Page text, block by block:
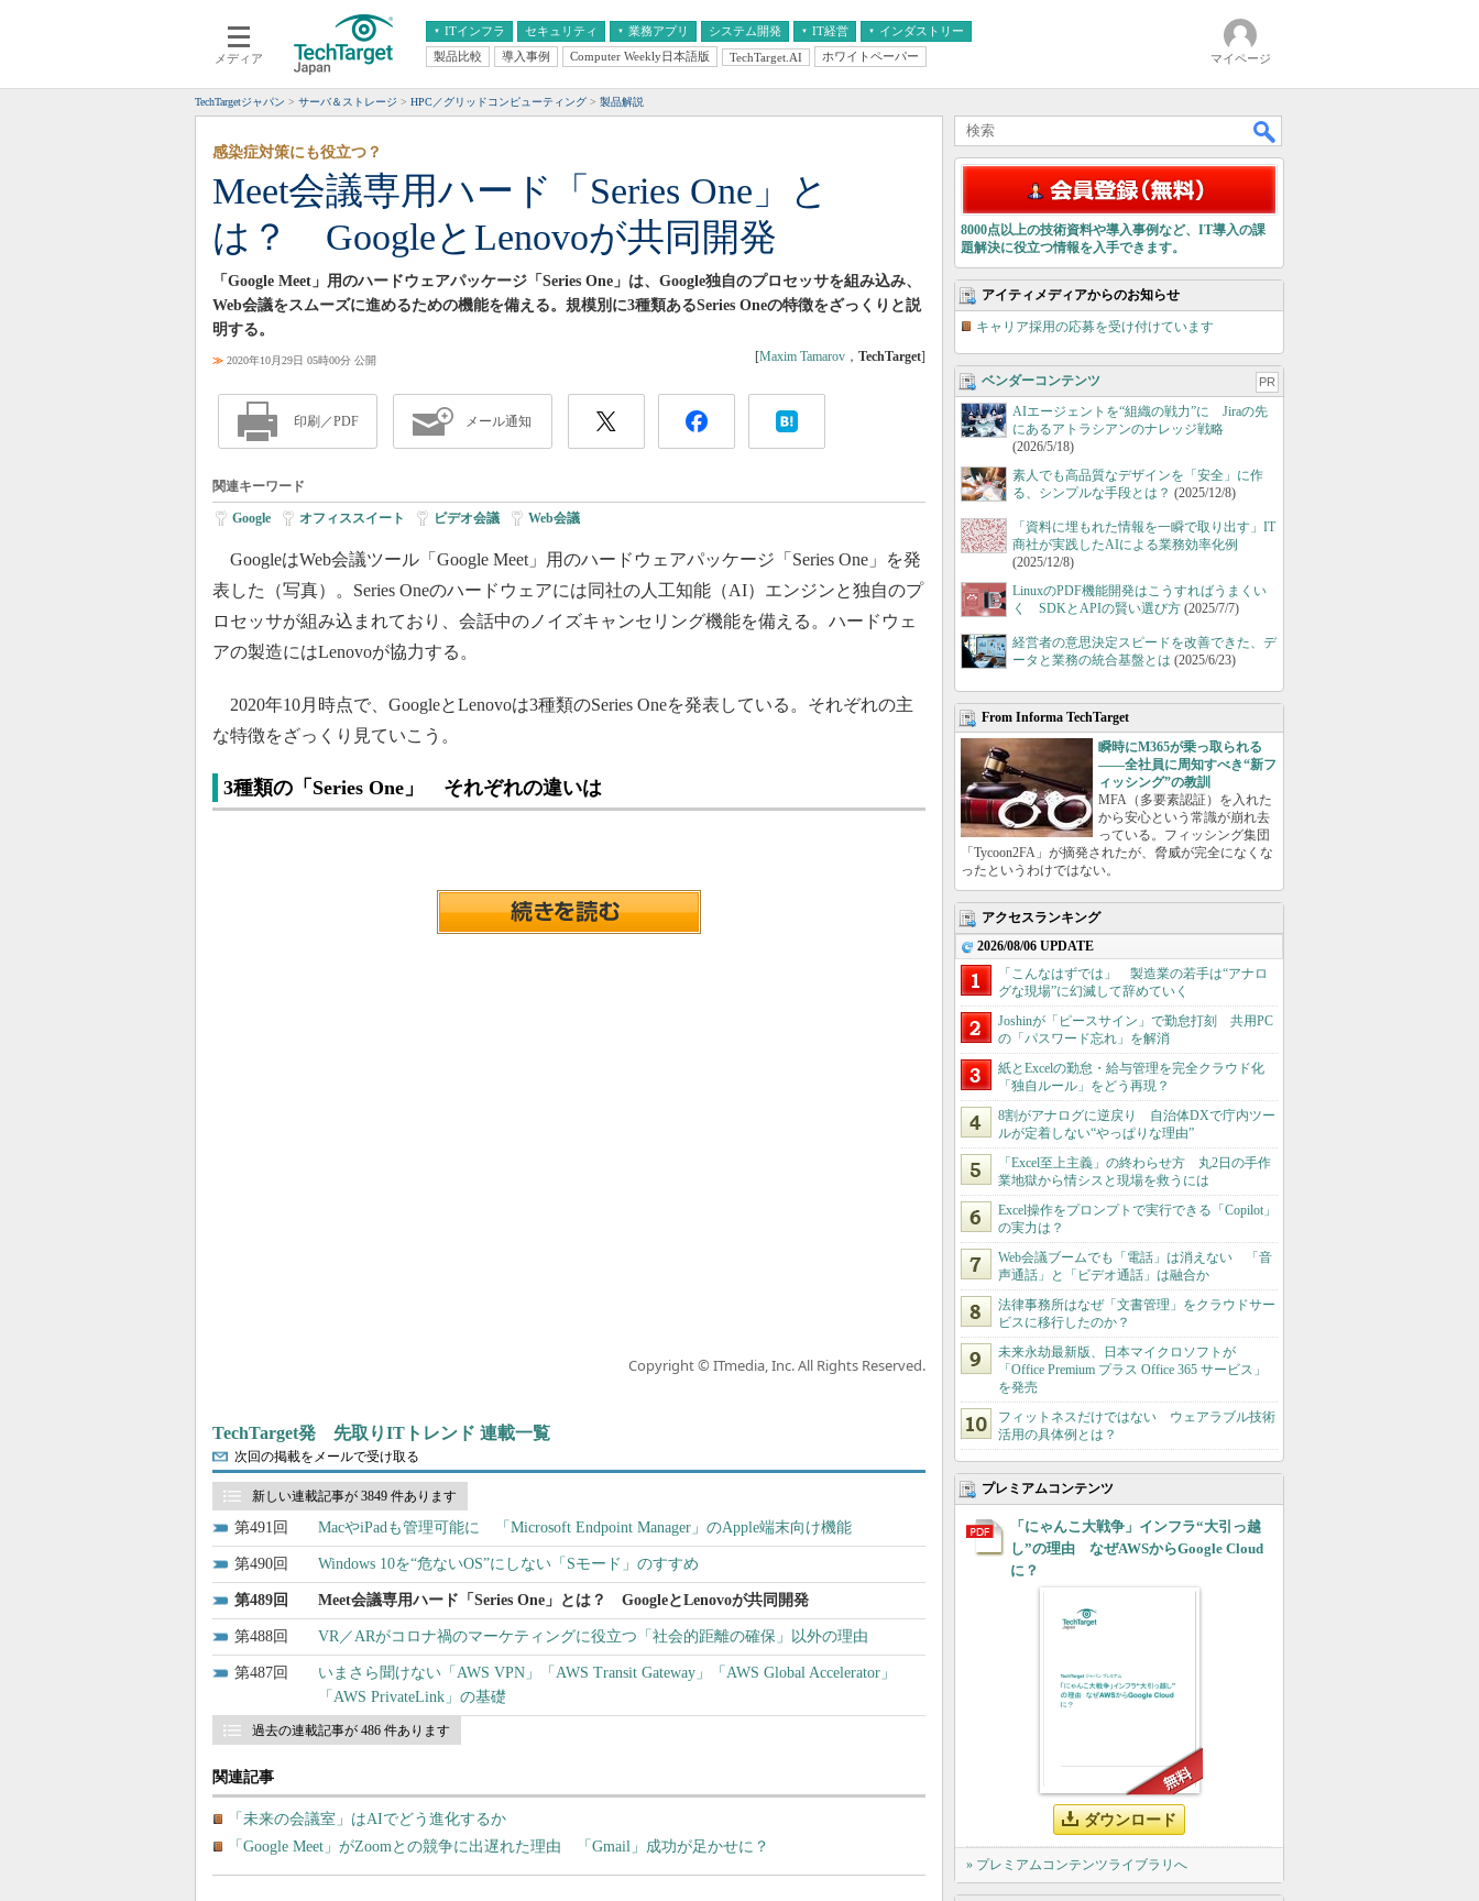
メディア
ITインフラ
クラウド
スマートモバイル
ネットワーク
システム運用管理
セキュリティ 業務アプリ
エンタープライズAI
ERP
情報系システム
システム開発 IT経営
経営とIT
中堅・中小企業とIT
インダストリー
医療IT
製品比較 導入事例 Computer Weekly日本語版 TechTarget.AI ホワイトペーパー マイページ
TechTargetジャパン サーバ＆ストレージ HPC／グリッドコンピューティング 製品解説
Meet会議専用ハード「Series One」と
は？ GoogleとLenovoが共同開発
感染症対策にも役立つ？
「Google Meet」用のハードウェアパッケージ「Series One」は、Google独自のプロセッサを組み込み、
Web会議をスムーズに進めるための機能を備える。規模別に3種類あるSeries Oneの特徴をざっくりと説
明する。
≫ 2020年10月29日 05時00分 公開 [Maxim Tamarov ， TechTarget]
印刷／PDF メール通知
関連キーワード
Google オフィススイート ビデオ会議 Web会議
GoogleはWeb会議ツール「Google Meet」用のハードウェアパッケージ「Series One」を発
表した（写真）。Series Oneのハードウェアには同社の人工知能（AI）エンジンと独自のプ
ロセッサが組み込まれており、会話中のノイズキャンセリング機能を備える。ハードウェ
アの製造にはLenovoが協力する。
2020年10月時点で、GoogleとLenovoは3種類のSeries Oneを発表している。それぞれの主
な特徴をざっくり見ていこう。
3種類の「Series One」 それぞれの違いは
Copyright © ITmedia, Inc. All Rights Reserved.
TechTarget発 先取りITトレンド 連載一覧
次回の掲載をメールで受け取る
新しい連載記事が 3849 件あります
491 MacやiPadも管理可能に 「Microsoft Endpoint Manager」のApple端末向け機能
490 Windows 10を“危ないOS”にしない「Sモード」のすすめ
489 Meet会議専用ハード「Series One」とは？ GoogleとLenovoが共同開発
488 VR／ARがコロナ禍のマーケティングに役立つ「社会的距離の確保」以外の理由
487
いまさら聞けない「AWS VPN」「AWS Transit Gateway」「AWS Global Accelerator」
「AWS PrivateLink」の基礎
過去の連載記事が 486 件あります
関連記事
「未来の会議室」はAIでどう進化するか
「Google Meet」がZoomとの競争に出遅れた理由 「Gmail」成功が足かせに？
8000点以上の技術資料や導入事例など、IT導入の課
題解決に役立つ情報を入手できます。
アイティメディアからのお知らせ
キャリア採用の応募を受け付けています
ベンダーコンテンツ PR
AIエージェントを“組織の戦力”に Jiraの先
にあるアトラシアンのナレッジ戦略
(2026/5/18)
素人でも高品質なデザインを「安全」に作
る、シンプルな手段とは？ (2025/12/8)
「資料に埋もれた情報を一瞬で取り出す」IT
商社が実践したAIによる業務効率化例
(2025/12/8)
LinuxのPDF機能開発はこうすればうまくい
く SDKとAPIの賢い選び方 (2025/7/7)
経営者の意思決定スピードを改善できた、デ
ータと業務の統合基盤とは (2025/6/23)
From Informa TechTarget
瞬時にM365が乗っ取られる
――全社員に周知すべき“新フ
ィッシング”の教訓
MFA（多要素認証）を入れた
から安心という常識が崩れ去
っている。フィッシング集団
「Tycoon2FA」が摘発されたが、脅威が完全になくな
ったというわけではない。
アクセスランキング
2026/08/06 UPDATE
「こんなはずでは」 製造業の若手は“アナロ
グな現場”に幻滅して辞めていく
Joshinが「ピースサイン」で勤怠打刻 共用PC
の「パスワード忘れ」を解消
紙とExcelの勤怠・給与管理を完全クラウド化
「独自ルール」をどう再現？
8割がアナログに逆戻り 自治体DXで庁内ツー
ルが定着しない“やっぱりな理由”
「Excel至上主義」の終わらせ方 丸2日の手作
業地獄から情シスと現場を救うには
Excel操作をプロンプトで実行できる「Copilot」
の実力は？
Web会議ブームでも「電話」は消えない 「音
声通話」と「ビデオ通話」は融合か
法律事務所はなぜ「文書管理」をクラウドサー
ビスに移行したのか？
未来永劫最新版、日本マイクロソフトが
「Office Premium プラス Office 365 サービス」
を発売
フィットネスだけではない ウェアラブル技術
活用の具体例とは？
プレミアムコンテンツ
「にゃんこ大戦争」インフラ“大引っ越
し”の理由 なぜAWSからGoogle Cloud
に？
ダウンロード
» プレミアムコンテンツライブラリへ